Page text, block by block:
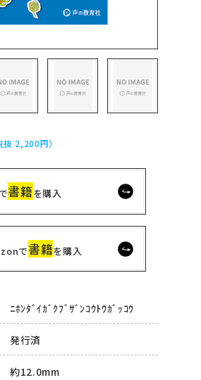
抜 2,200円）
書籍を購入
で書籍を購入
ﾆﾎﾝﾀﾞｲｶﾞｸﾌﾞｻﾞﾝｺｳﾄｳｶﾞｯｺｳ
発行済
約12.0mm